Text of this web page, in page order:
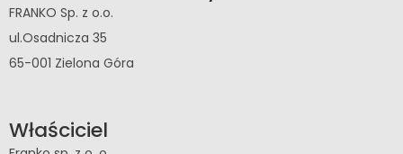
FRANKO Sp. z o.o.
ul.Osadnicza 35
65-001 Zielona Góra
Właściciel